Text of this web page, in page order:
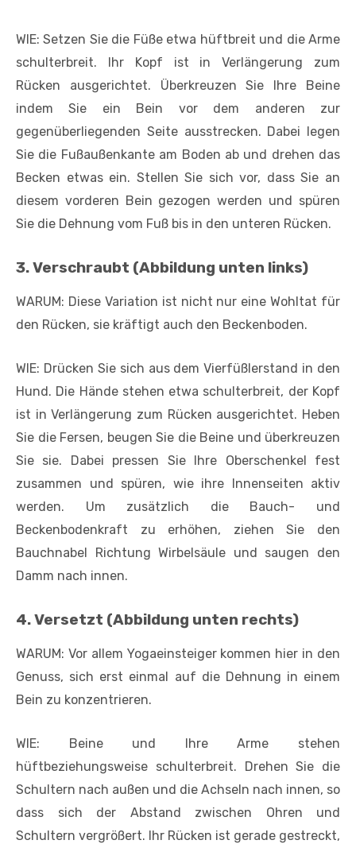
WIE: Setzen Sie die Füße etwa hüftbreit und die Arme
schulterbreit. Ihr Kopf ist in Verlängerung zum
Rücken ausgerichtet. Überkreuzen Sie Ihre Beine
indem Sie ein Bein vor dem anderen zur
gegenüberliegenden Seite ausstrecken. Dabei legen
Sie die Fußaußenkante am Boden ab und drehen das
Becken etwas ein. Stellen Sie sich vor, dass Sie an
diesem vorderen Bein gezogen werden und spüren
Sie die Dehnung vom Fuß bis in den unteren Rücken.
3. Verschraubt (Abbildung unten links)
WARUM: Diese Variation ist nicht nur eine Wohltat für
den Rücken, sie kräftigt auch den Beckenboden.
WIE: Drücken Sie sich aus dem Vierfüßlerstand in den
Hund. Die Hände stehen etwa schulterbreit, der Kopf
ist in Verlängerung zum Rücken ausgerichtet. Heben
Sie die Fersen, beugen Sie die Beine und überkreuzen
Sie sie. Dabei pressen Sie Ihre Oberschenkel fest
zusammen und spüren, wie ihre Innenseiten aktiv
werden. Um zusätzlich die Bauch- und
Beckenbodenkraft zu erhöhen, ziehen Sie den
Bauchnabel Richtung Wirbelsäule und saugen den
Damm nach innen.
4. Versetzt (Abbildung unten rechts)
WARUM: Vor allem Yogaeinsteiger kommen hier in den
Genuss, sich erst einmal auf die Dehnung in einem
Bein zu konzentrieren.
WIE: Beine und Ihre Arme stehen
hüftbeziehungsweise schulterbreit. Drehen Sie die
Schultern nach außen und die Achseln nach innen, so
dass sich der Abstand zwischen Ohren und
Schultern vergrößert. Ihr Rücken ist gerade gestreckt,